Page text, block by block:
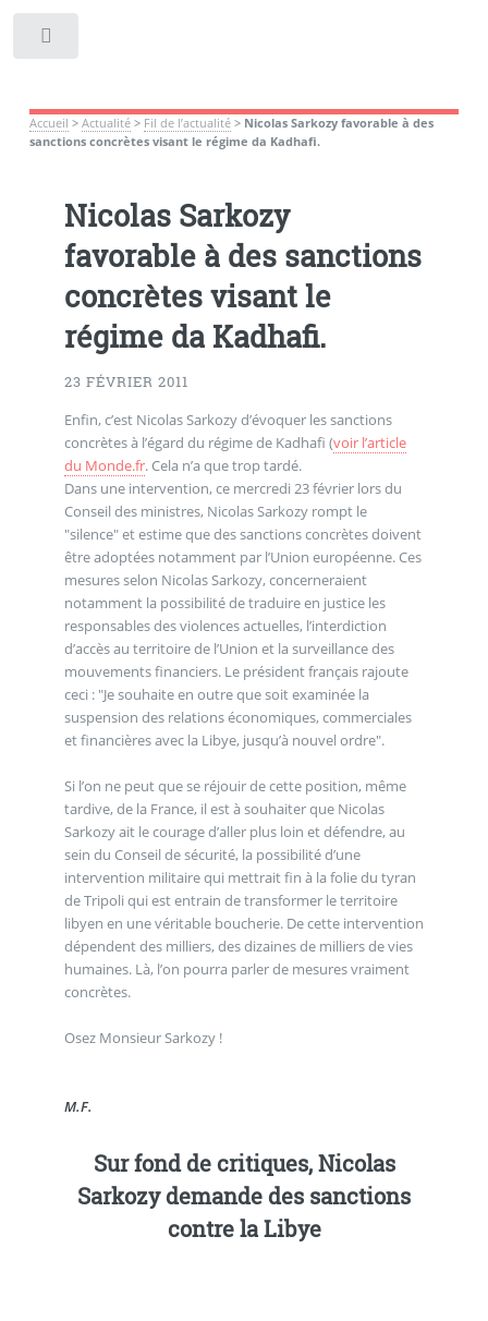
Accueil > Actualité> Fil de l’actualité> Nicolas Sarkozy favorable à des
sanctions concrètes visant le régime da Kadhafi.
Nicolas Sarkozy
favorable à des sanctions
concrètes visant le
régime da Kadhafi.
23 FÉVRIER 2011
Enfin, c’est Nicolas Sarkozy d’évoquer les sanctions
concrètes à l’égard du régime de Kadhafi (voir l’article
du Monde.fr. Cela n’a que trop tardé.
Dans une intervention, ce mercredi 23 février lors du
Conseil des ministres, Nicolas Sarkozy rompt le
"silence" et estime que des sanctions concrètes doivent
être adoptées notamment par l’Union européenne. Ces
mesures selon Nicolas Sarkozy, concerneraient
notamment la possibilité de traduire en justice les
responsables des violences actuelles, l’interdiction
d’accès au territoire de l’Union et la surveillance des
mouvements financiers. Le président français rajoute
ceci : "Je souhaite en outre que soit examinée la
suspension des relations économiques, commerciales
et financières avec la Libye, jusqu’à nouvel ordre".
Si l’on ne peut que se réjouir de cette position, même
tardive, de la France, il est à souhaiter que Nicolas
Sarkozy ait le courage d’aller plus loin et défendre, au
sein du Conseil de sécurité, la possibilité d’une
intervention militaire qui mettrait fin à la folie du tyran
de Tripoli qui est entrain de transformer le territoire
libyen en une véritable boucherie. De cette intervention
dépendent des milliers, des dizaines de milliers de vies
humaines. Là, l’on pourra parler de mesures vraiment
concrètes.
Osez Monsieur Sarkozy !
M.F.
Sur fond de critiques, Nicolas
Sarkozy demande des sanctions
contre la Libye